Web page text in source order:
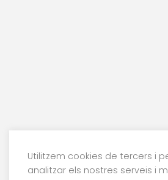
Utilitzem cookies de tercers i
analitzar els nostres serveis i